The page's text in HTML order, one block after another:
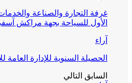
غرفة التجارة والصناعة
الأول للسياحة بجهة مراكش
آراء
الحصيلة السنوية للإدارة العامة
السابق التالي